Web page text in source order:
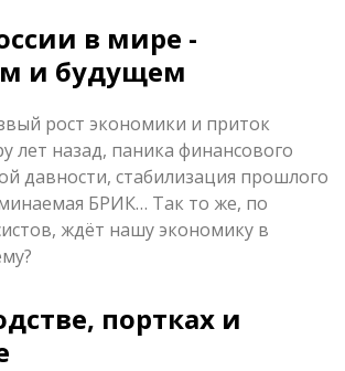
в мире -
и будущем
рост экономики и приток
лет назад, паника финансового
давности, стабилизация прошлого
БРИК… Так то же, по
ждёт нашу экономику в
портках и